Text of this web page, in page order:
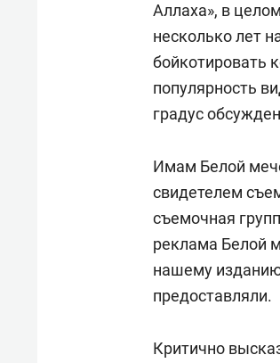
Аллаха», в
несколько лет
бойкотировать
популярность
градус
Имам Белой
свидетелем
съемочная
реклама Белой
нашему изданию
предоставляли.
Критично